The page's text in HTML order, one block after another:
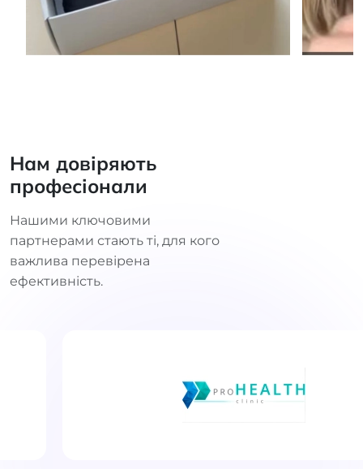
Нам довіряють
професіонали
Нашими ключовими
партнерами стають ті, для кого
важлива перевірена
ефективність.